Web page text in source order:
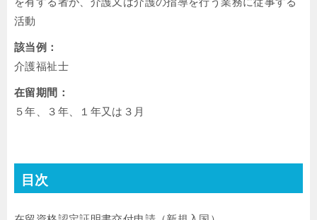
活動
該当例：
介護福祉士
在留期間：
５年、３年、１年又は３月
目次